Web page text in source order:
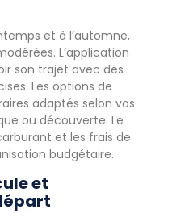
et à l’automne,
L’application
son trajet avec des
Les options de
adaptés selon vos
ou découverte. Le
et les frais de
budgétaire.
et